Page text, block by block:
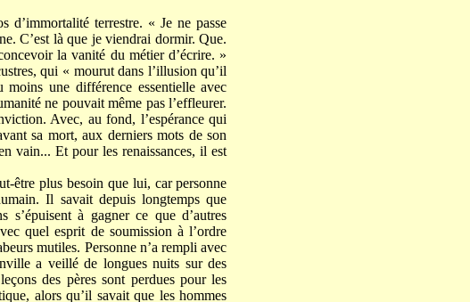
terrestre. « Je ne passe
C’est là que je viendrai dormir. Que.
la vanité du métier d’écrire. »
qui « mourut dans l’illusion qu’il
une différence essentielle avec
ne pouvait même pas l’effleurer.
Avec, au fond, l’espérance qui
sa mort, aux derniers mots de son
vain... Et pour les renaissances, il est
être plus besoin que lui, car personne
Il savait depuis longtemps que
s’épuisent à gagner ce que d’autres
quel esprit de soumission à l’ordre
mutiles. Personne n’a rempli avec
a veillé de longues nuits sur des
des pères sont perdues pour les
alors qu’il savait que les hommes